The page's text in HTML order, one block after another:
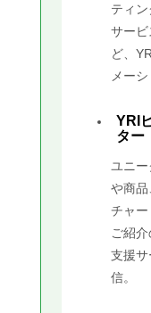
ティ
サー
ど、
メー
YRI
ター
ユニ
や商品
チャー
ご紹
支援
信。